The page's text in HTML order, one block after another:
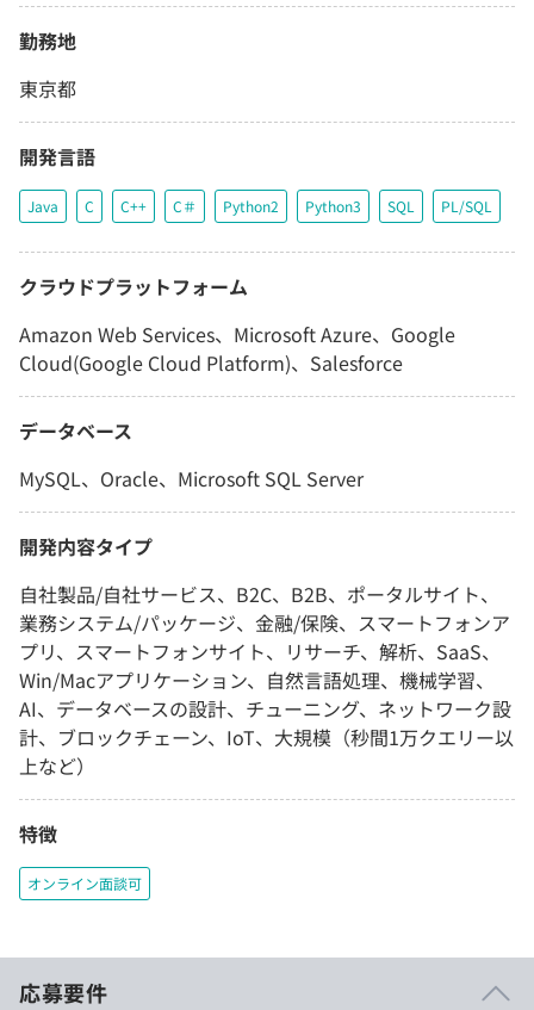
勤務地
東京都
開発言語
Java C C++ C＃ Python2 Python3 SQL PL/SQL
クラウドプラットフォーム
Amazon Web Services、Microsoft Azure、Google
Cloud(Google Cloud Platform)、Salesforce
データベース
MySQL、Oracle、Microsoft SQL Server
開発内容タイプ
自社製品/自社サービス、B2C、B2B、ポータルサイト、
業務システム/パッケージ、金融/保険、スマートフォンア
プリ、スマートフォンサイト、リサーチ、解析、SaaS、
Win/Macアプリケーション、自然言語処理、機械学習、
AI、データベースの設計、チューニング、ネットワーク設
計、ブロックチェーン、IoT、大規模（秒間1万クエリー以
上など）
特徴
オンライン面談可
応募要件